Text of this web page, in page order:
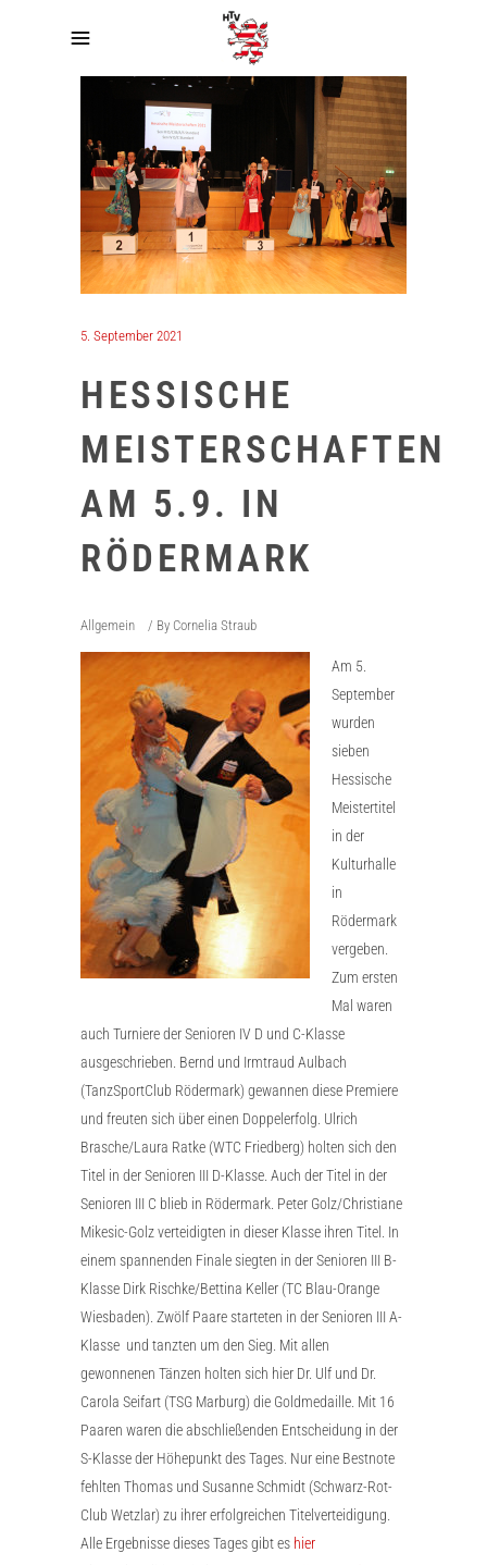
5. September 2021
HESSISCHE
MEISTERSCHAFTEN
AM 5.9. IN
RÖDERMARK
Allgemein By Cornelia Straub
Am 5.
September
wurden
sieben
Hessische
Meistertitel
in der
Kulturhalle
in
Rödermark
vergeben.
Zum ersten
Mal waren
auch Turniere der Senioren IV D und C-Klasse
ausgeschrieben. Bernd und Irmtraud Aulbach
(TanzSportClub Rödermark) gewannen diese Premiere
und freuten sich über einen Doppelerfolg. Ulrich
Brasche/Laura Ratke (WTC Friedberg) holten sich den
Titel in der Senioren III D-Klasse. Auch der Titel in der
Senioren III C blieb in Rödermark. Peter Golz/Christiane
Mikesic-Golz verteidigten in dieser Klasse ihren Titel. In
einem spannenden Finale siegten in der Senioren III B-
Klasse Dirk Rischke/Bettina Keller (TC Blau-Orange
Wiesbaden). Zwölf Paare starteten in der Senioren III A-
Klasse und tanzten um den Sieg. Mit allen
gewonnenen Tänzen holten sich hier Dr. Ulf und Dr.
Carola Seifart (TSG Marburg) die Goldmedaille. Mit 16
Paaren waren die abschließenden Entscheidung in der
S-Klasse der Höhepunkt des Tages. Nur eine Bestnote
fehlten Thomas und Susanne Schmidt (Schwarz-Rot-
Club Wetzlar) zu ihrer erfolgreichen Titelverteidigung.
Alle Ergebnisse dieses Tages gibt es hier